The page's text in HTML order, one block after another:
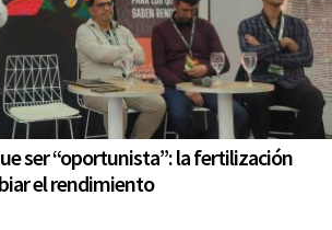
ser “oportunista”: la fertilización
el rendimiento